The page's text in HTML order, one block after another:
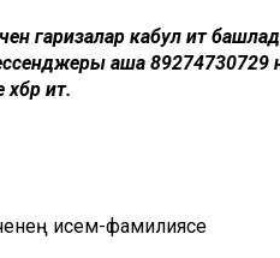
гаризалар кабул итә
аша
итә.
исем-фамилиясе